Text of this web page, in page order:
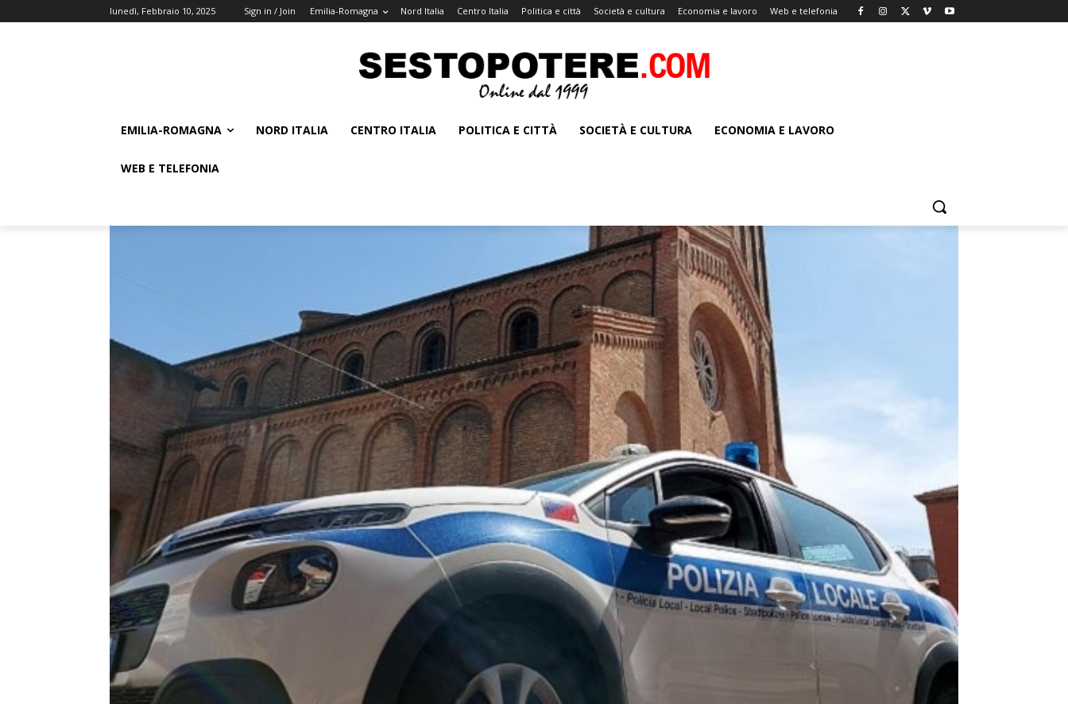
lunedì, Febbraio 10, 2025 Sign in / Join Emilia-Romagna Nord Italia Centro Italia Politica e città Società e cultura Economia e lavoro Web e telefonia
EMILIA-ROMAGNA NORD ITALIA CENTRO ITALIA POLITICA E CITTÀ SOCIETÀ E CULTURA ECONOMIA E LAVORO
WEB E TELEFONIA